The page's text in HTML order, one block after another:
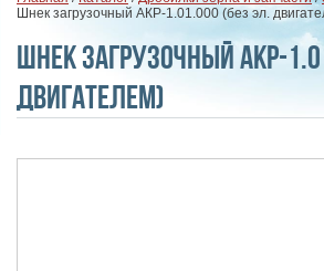
Шнек загрузочный АКР-1.01.000 (без эл.
Шнек загрузочный АКР-
двигателем)